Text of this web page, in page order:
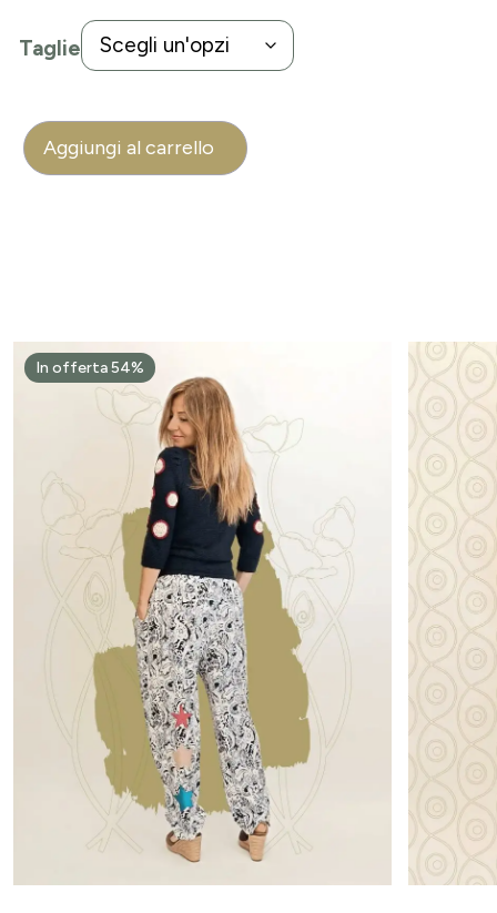
Taglie
Aggiungi al carrello
In offerta 54%